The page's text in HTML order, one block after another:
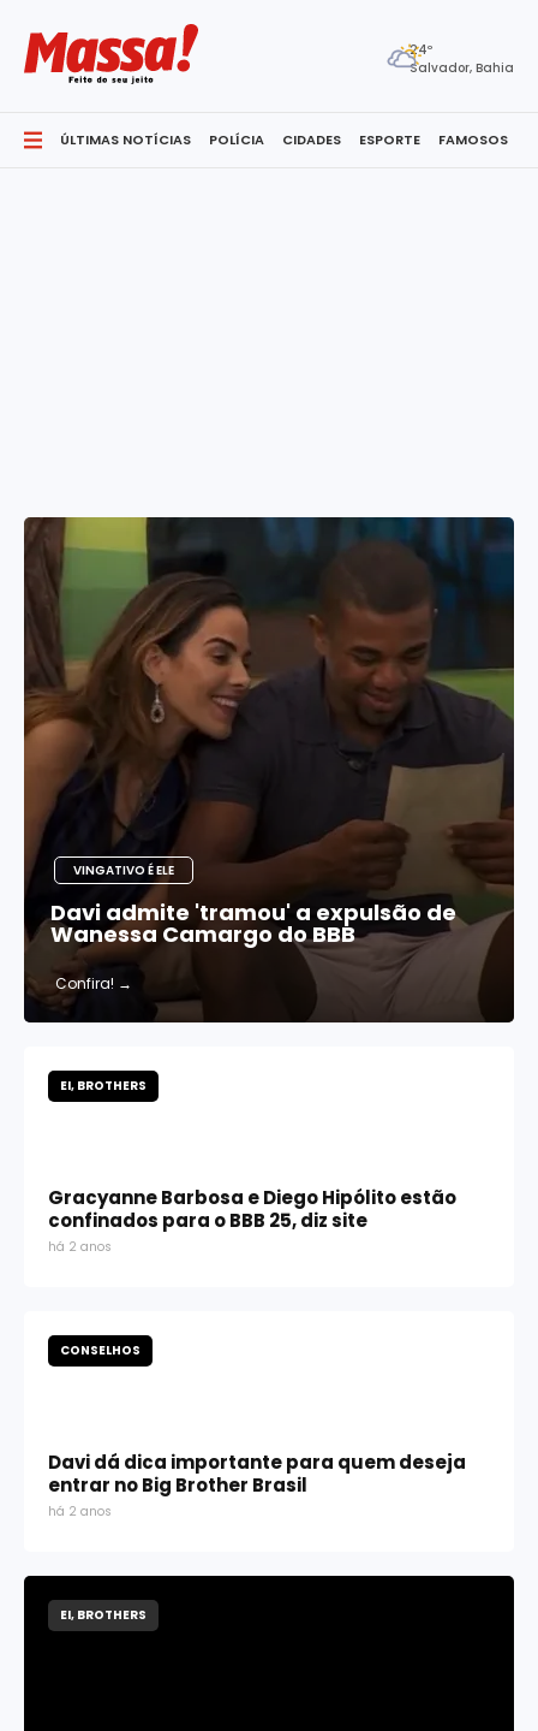
24º
Salvador, Bahia
ÚLTIMAS NOTÍCIAS POLÍCIA CIDADES ESPORTE FAMOSOS
VINGATIVO É ELE
Davi admite 'tramou' a expulsão de
Wanessa Camargo do BBB
Confira! →
EI, BROTHERS
Gracyanne Barbosa e Diego Hipólito estão
confinados para o BBB 25, diz site
há 2 anos
CONSELHOS
Davi dá dica importante para quem deseja
entrar no Big Brother Brasil
há 2 anos
EI, BROTHERS